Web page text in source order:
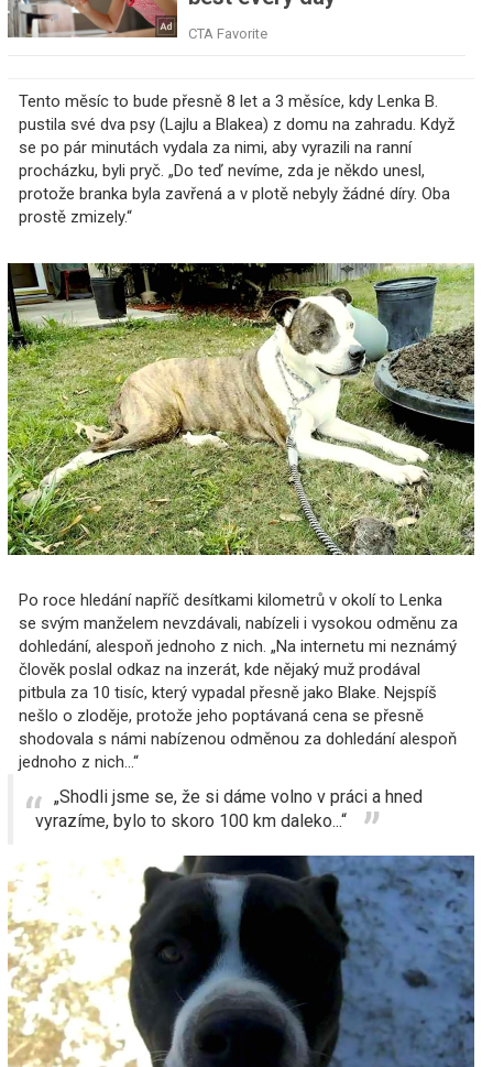
Tento měsíc to bude přesně 8 let a 3 měsíce, kdy Lenka B.
pustila své dva psy (Lajlu a Blakea) z domu na zahradu. Když
se po pár minutách vydala za nimi, aby vyrazili na ranní
procházku, byli pryč. „Do teď nevíme, zda je někdo unesl,
protože branka byla zavřená a v plotě nebyly žádné díry. Oba
prostě zmizely.“
Po roce hledání napříč desítkami kilometrů v okolí to Lenka
se svým manželem nevzdávali, nabízeli i vysokou odměnu za
dohledání, alespoň jednoho z nich. „Na internetu mi neznámý
člověk poslal odkaz na inzerát, kde nějaký muž prodával
pitbula za 10 tisíc, který vypadal přesně jako Blake. Nejspíš
nešlo o zloděje, protože jeho poptávaná cena se přesně
shodovala s námi nabízenou odměnou za dohledání alespoň
jednoho z nich...“
„Shodli jsme se, že si dáme volno v práci a hned
vyrazíme, bylo to skoro 100 km daleko...“